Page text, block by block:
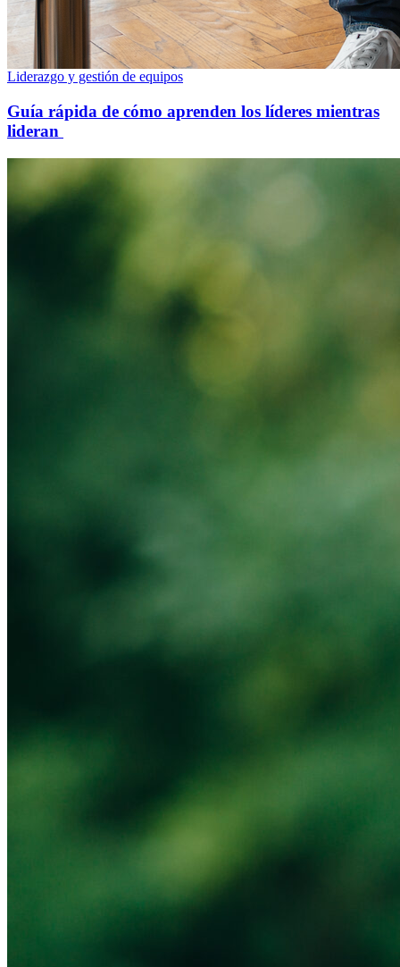
Liderazgo y gestión de equipos
Guía rápida de cómo aprenden los líderes mientras
lideran